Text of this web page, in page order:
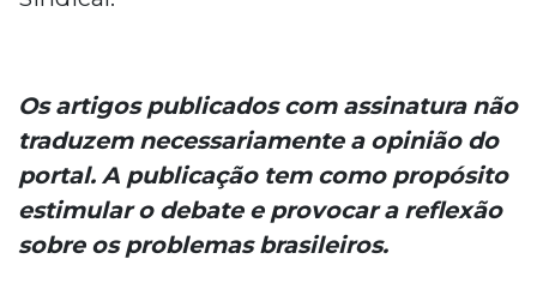
Os artigos publicados com assinatura não
traduzem necessariamente a opinião do
portal. A publicação tem como propósito
estimular o debate e provocar a reflexão
sobre os problemas brasileiros.